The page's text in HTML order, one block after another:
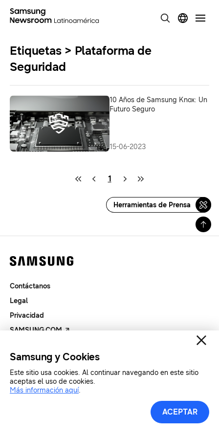
Etiquetas > Plataforma de
Seguridad
10 Años de Samsung Knox: Un
Futuro Seguro
15-06-2023
1
Herramientas de Prensa
Contáctanos
Legal
Privacidad
SAMSUNG.COM
Copyright© SAMSUNG All Rights Reserved.
Samsung y Cookies
Este sitio usa cookies. Al continuar navegando en este sitio
aceptas el uso de cookies.
Más información aquí.
ACEPTAR